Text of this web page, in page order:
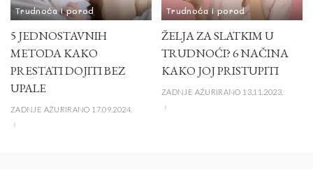
Trudnoća i porod
5 JEDNOSTAVNIH
METODA KAKO
PRESTATI DOJITI BEZ
UPALE
ZADNJE AŽURIRANO 17.09.2024.
Trudnoća i porod
ŽELJA ZA SLATKIM U
TRUDNOĆI? 6 NAČINA
KAKO JOJ PRISTUPITI
ZADNJE AŽURIRANO 13.11.2023.